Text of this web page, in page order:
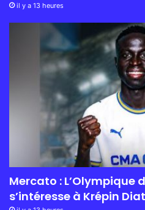
il y a 13 heures
Mercato : L’Olympique
s’intéresse à Krépin